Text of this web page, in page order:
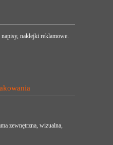
naklejki reklamowe.
zewnętrzna, wizualna,